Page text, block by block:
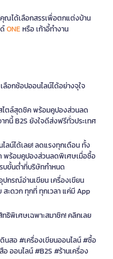
ณได้เลือกสรรเพื่อตกแต่งบ้าน
ONEหรือ เก้าอี้ทำงาน
อกช้อปออนไลน์ได้อย่างจุใจ
ไตล์สุดชิค พร้อมคูปองส่วนลด
กนี้ B2S ยังใจดีส่งฟรีทั่วประเทศ
ลน์ได้เลย! ลดแรงทุกเดือน ทั้ง
พร้อมคูปองส่วนลดพิเศษเมื่อซื้อ
บขั้นต่ำที่บริษัทกำหนด
ปกรณ์อ่านเขียน เครื่องเขียน
ะดวก ทุกที่ ทุกเวลา แค่มี App
ทธิพิเศษเฉพาะสมาชิก! คลิกเลย
นสอ #เครื่องเขียนออนไลน์ #ซื้อ
ออนไลน์ #B2S #ร้านเครื่อง